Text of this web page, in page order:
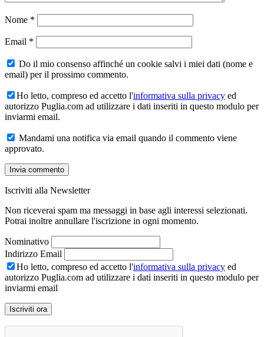
Nome *
Email *
Do il mio consenso affinché un cookie salvi i miei dati (nome e
email) per il prossimo commento.
Ho letto, compreso ed accetto l'informativa sulla privacy ed
autorizzo Puglia.com ad utilizzare i dati inseriti in questo modulo per
inviarmi email.
Mandami una notifica via email quando il commento viene
approvato.
Iscriviti alla Newsletter
Non riceverai spam ma messaggi in base agli interessi selezionati.
Potrai inoltre annullare l'iscrizione in ogni momento.
Nominativo
Indirizzo Email
Ho letto, compreso ed accetto l'informativa sulla privacy ed
autorizzo Puglia.com ad utilizzare i dati inseriti in questo modulo per
inviarmi email